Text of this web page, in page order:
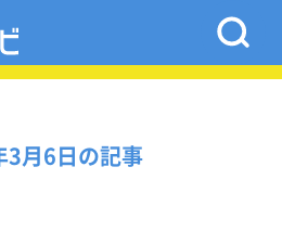
3月6日の記事